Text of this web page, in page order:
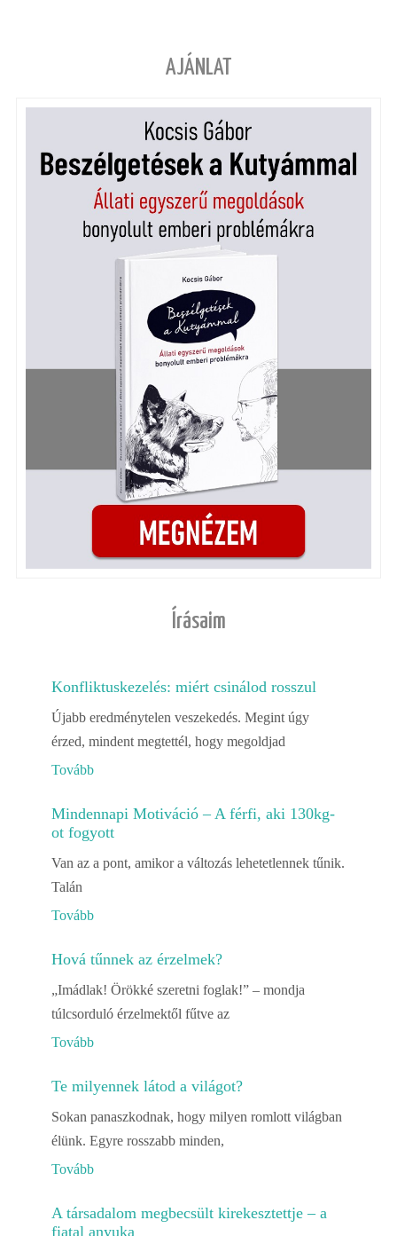
AJÁNLAT
Írásaim
Konfliktuskezelés: miért csinálod rosszul
Újabb eredménytelen veszekedés. Megint úgy
érzed, mindent megtettél, hogy megoldjad
Tovább
Mindennapi Motiváció – A férfi, aki 130kg-
ot fogyott
Van az a pont, amikor a változás lehetetlennek tűnik.
Talán
Tovább
Hová tűnnek az érzelmek?
„Imádlak! Örökké szeretni foglak!” – mondja
túlcsorduló érzelmektől fűtve az
Tovább
Te milyennek látod a világot?
Sokan panaszkodnak, hogy milyen romlott világban
élünk. Egyre rosszabb minden,
Tovább
A társadalom megbecsült kirekesztettje – a
fiatal anyuka